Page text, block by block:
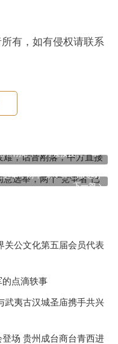
有，如有侵权请联系
音刚落，中方直接反将一军
下一篇
举，两个“竞争者”已被选好
关公文化第五届会员代表
点滴轶事
武夷古汉城圣庙携手共兴
场 贵州成台商台青西进